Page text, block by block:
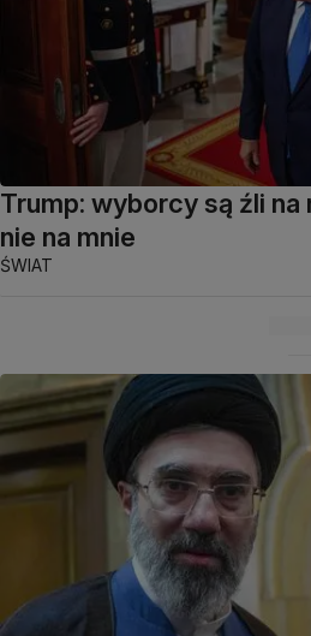
Trump: wyborcy są źli na
nie na mnie
ŚWIAT